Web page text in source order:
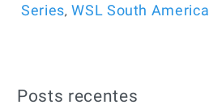
Series,WSL South America
Posts recentes